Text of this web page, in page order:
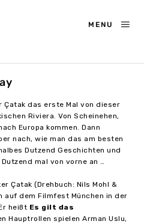
MENU
Çatak das erste Mal von dieser
Riviera. Von Scheinehen,
Europa kommen. Dann
nach, wie man das am besten
Dutzend Geschichten und
mal von vorne an …
Çatak (Drehbuch: Nils Mohl &
dem Filmfest München in der
heißt Es gilt das
Hauptrollen spielen Arman Uslu,